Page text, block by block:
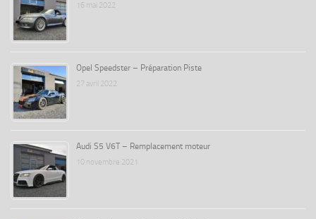
16 mai 2022
Opel Speedster – Préparation Piste
27 avril 2022
Audi S5 V6T – Remplacement moteur
10 novembre 2021